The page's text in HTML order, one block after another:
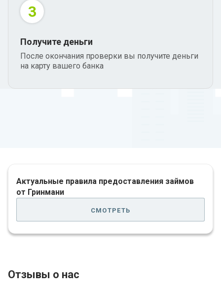
3
Получите деньги
После окончания проверки вы получите деньги
на карту вашего банка
Актуальные правила предоставления займов
от Гринмани
смотреть
Отзывы о нас